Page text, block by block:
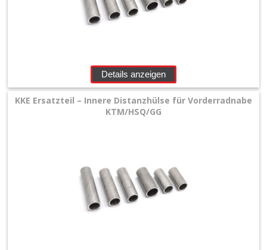
Details anzeigen
KKE Ersatzteil – Innere Distanzhülse für Vorderradnabe
KTM/HSQ/GG